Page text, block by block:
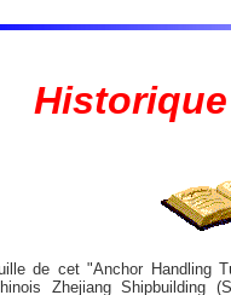
de cet "Anchor Handling
Zhejiang Shipbuilding